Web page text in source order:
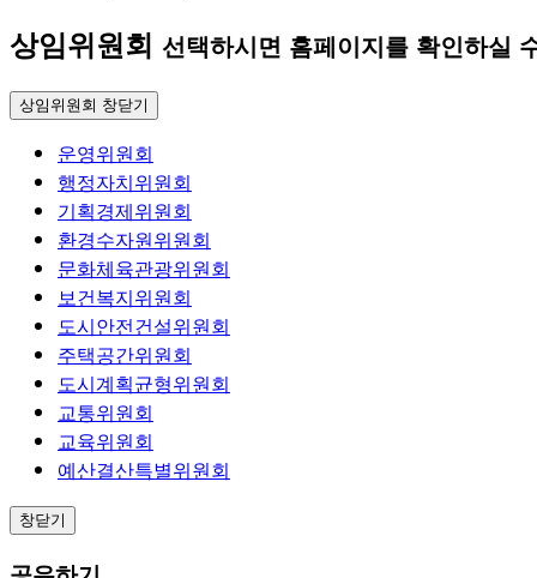
상임위원회 선택하시면 홈페이지를 확인하실
상임위원회 창닫기
운영위원회
행정자치위원회
기획경제위원회
환경수자원위원회
문화체육관광위원회
보건복지위원회
도시안전건설위원회
주택공간위원회
도시계획균형위원회
교통위원회
교육위원회
예산결산특별위원회
창닫기